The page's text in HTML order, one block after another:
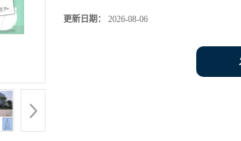
更新日期： 2026-08-06